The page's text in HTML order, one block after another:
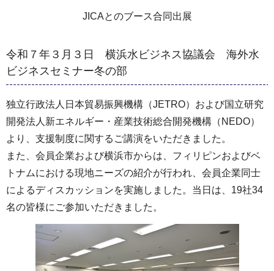
JICAとのブース合同出展
令和７年３月３日 横浜水ビジネス協議会 海外水
ビジネスセミナー冬の部
独立行政法人日本貿易振興機構（JETRO）および国立研究
開発法人新エネルギー・産業技術総合開発機構（NEDO）
より、支援制度に関するご講演をいただきました。
また、会員企業および横浜市からは、フィリピンおよびベ
トナムにおける現地ニーズの紹介が行われ、会員企業同士
によるディスカッションを実施しました。当日は、19社34
名の皆様にご参加いただきました。